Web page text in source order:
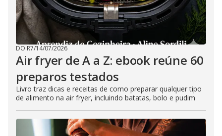
DO R7/14/07/2026
Air fryer de A a Z: ebook reúne 60
preparos testados
Livro traz dicas e receitas de como preparar qualquer tipo
de alimento na air fryer, incluindo batatas, bolo e pudim